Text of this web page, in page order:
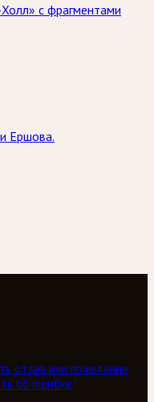
с фрагментами
Ершова.
отзыв или пожелание
об ошибке